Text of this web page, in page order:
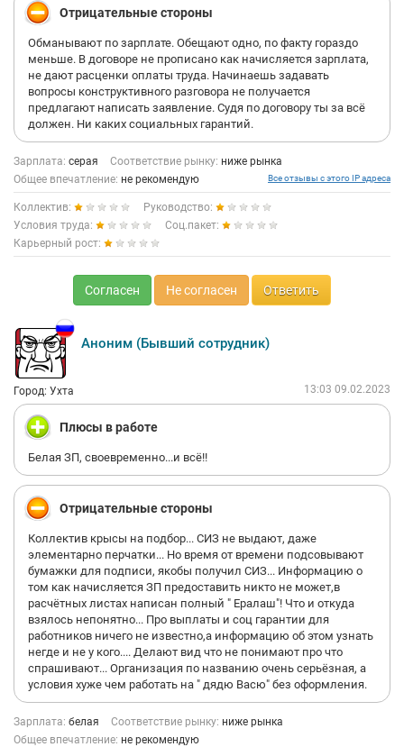
Отрицательные стороны
Обманывают по зарплате. Обещают одно, по факту гораздо
меньше. В договоре не прописано как начисляется зарплата,
не дают расценки оплаты труда. Начинаешь задавать
вопросы конструктивного разговора не получается
предлагают написать заявление. Судя по договору ты за всё
должен. Ни каких социальных гарантий.
Зарплата: серая Соответствие рынку: ниже рынка
Общее впечатление: не рекомендую Все отзывы с этого IP адреса
Коллектив:
Руководство:
Условия труда:
Соц.пакет:
Карьерный рост:
Согласен Не согласен Ответить
Аноним (Бывший сотрудник)
Город: Ухта 13:03 09.02.2023
Плюсы в работе
Белая ЗП, своевременно...и всё!!
Отрицательные стороны
Коллектив крысы на подбор... СИЗ не выдают, даже
элементарно перчатки... Но время от времени подсовывают
бумажки для подписи, якобы получил СИЗ... Информацию о
том как начисляется ЗП предоставить никто не может,в
расчётных листах написан полный " Ералаш"! Что и откуда
взялось непонятно... Про выплаты и соц гарантии для
работников ничего не известно,а информацию об этом узнать
негде и не у кого.... Делают вид что не понимают про что
спрашивают... Организация по названию очень серьёзная, а
условия хуже чем работать на " дядю Васю" без оформления.
Зарплата: белая Соответствие рынку: ниже рынка
Общее впечатление: не рекомендую